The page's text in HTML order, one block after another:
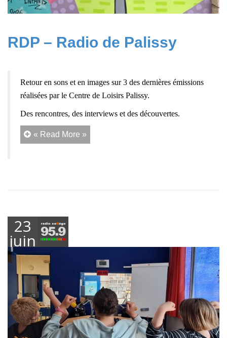
RDP – Radio de Palissy
Retour en sons et en images sur 3 des dernières émissions
réalisées par le Centre de Loisirs Palissy.
Des rencontres, des interviews et des découvertes.
« Read More »
23
juin
2026